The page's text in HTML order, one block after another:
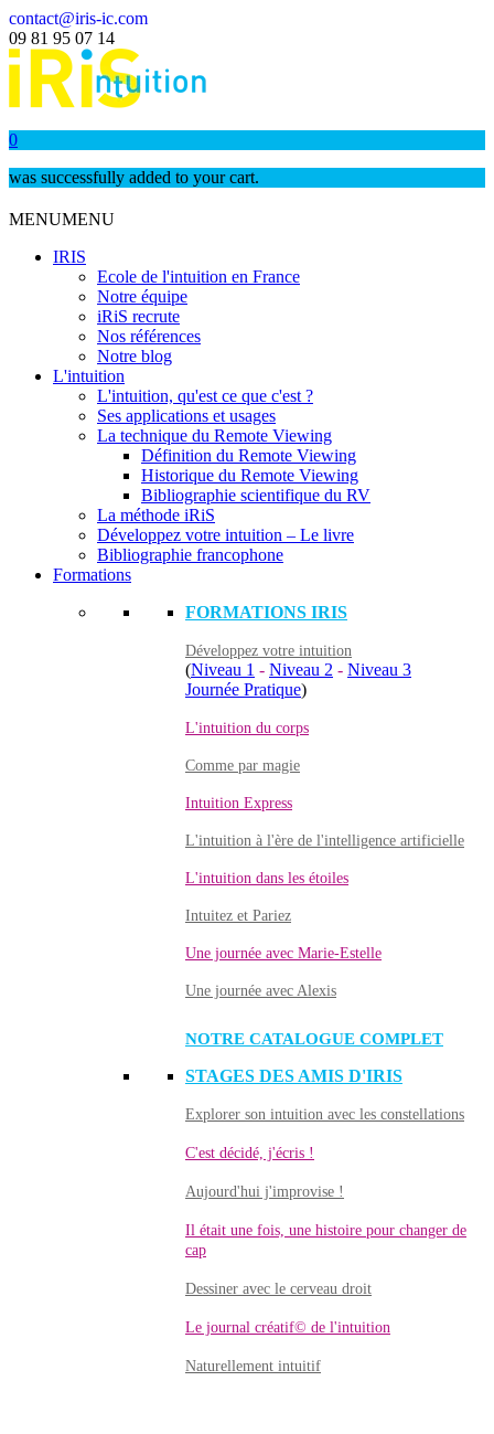
contact@iris-ic.com
09 81 95 07 14
0
was successfully added to your cart.
MENUMENU
IRIS
Ecole de l'intuition en France
Notre équipe
iRiS recrute
Nos références
Notre blog
L'intuition
L'intuition, qu'est ce que c'est ?
Ses applications et usages
La technique du Remote Viewing
Définition du Remote Viewing
Historique du Remote Viewing
Bibliographie scientifique du RV
La méthode iRiS
Développez votre intuition – Le livre
Bibliographie francophone
Formations
FORMATIONS IRIS
Développez votre intuition
(Niveau 1 - Niveau 2 - Niveau 3
Journée Pratique)
L'intuition du corps
Comme par magie
Intuition Express
L'intuition à l'ère de l'intelligence artificielle
L'intuition dans les étoiles
Intuitez et Pariez
Une journée avec Marie-Estelle
Une journée avec Alexis
NOTRE CATALOGUE COMPLET
STAGES DES AMIS D'IRIS
Explorer son intuition avec les constellations
C'est décidé, j'écris !
Aujourd'hui j'improvise !
Il était une fois, une histoire pour changer de
cap
Dessiner avec le cerveau droit
Le journal créatif© de l'intuition
Naturellement intuitif